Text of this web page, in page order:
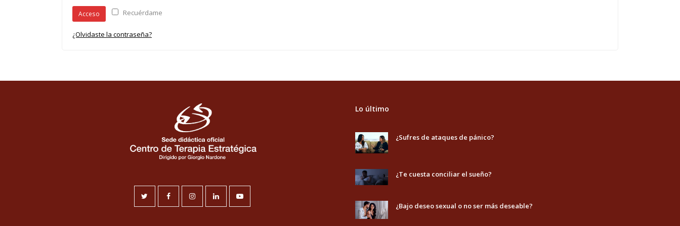
Recuérdame
Acceso
¿Olvidaste la contraseña?
Twitter FacebookInstagramLinkedInYoutube
Lo último
¿Sufres de ataques de pánico?
¿Te cuesta conciliar el sueño?
¿Bajo deseo sexual o no ser más deseable?